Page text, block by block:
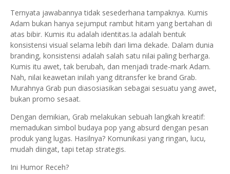
Ternyata jawabannya tidak sesederhana tampaknya. Kumis
Adam bukan hanya sejumput rambut hitam yang bertahan di
atas bibir. Kumis itu adalah identitas.Ia adalah bentuk
konsistensi visual selama lebih dari lima dekade. Dalam dunia
branding, konsistensi adalah salah satu nilai paling berharga.
Kumis itu awet, tak berubah, dan menjadi trade-mark Adam.
Nah, nilai keawetan inilah yang ditransfer ke brand Grab.
Murahnya Grab pun diasosiasikan sebagai sesuatu yang awet,
bukan promo sesaat.
Dengan demikian, Grab melakukan sebuah langkah kreatif:
memadukan simbol budaya pop yang absurd dengan pesan
produk yang lugas. Hasilnya? Komunikasi yang ringan, lucu,
mudah diingat, tapi tetap strategis.
Ini Humor Receh?